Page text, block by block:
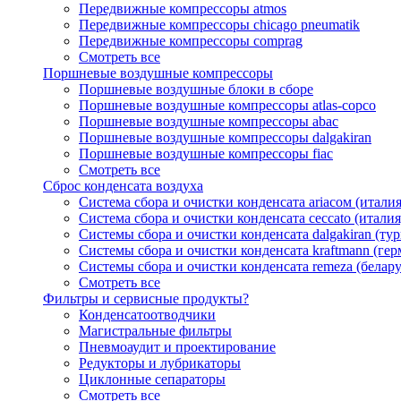
Передвижные компрессоры atmos
Передвижные компрессоры chicago pneumatik
Передвижные компрессоры comprag
Смотреть все
Поршневые воздушные компрессоры
Поршневые воздушные блоки в сборе
Поршневые воздушные компрессоры atlas-copco
Поршневые воздушные компрессоры abac
Поршневые воздушные компрессоры dalgakiran
Поршневые воздушные компрессоры fiac
Смотреть все
Сброс конденсата воздуха
Система сбора и очистки конденсата ariacом
Система сбора и очистки конденсата ceccato
Системы сбора и очистки конденсата dalgakiran
Системы сбора и очистки конденсата kraftmann
Системы сбора и очистки конденсата remeza
Смотреть все
Фильтры и сервисные продукты?
Конденсатоотводчики
Магистральные фильтры
Пневмоаудит и проектирование
Редукторы и лубрикаторы
Циклонные сепараторы
Смотреть все